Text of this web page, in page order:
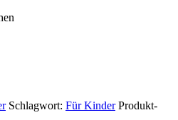
Schlagwort: Für Kinder Produkt-